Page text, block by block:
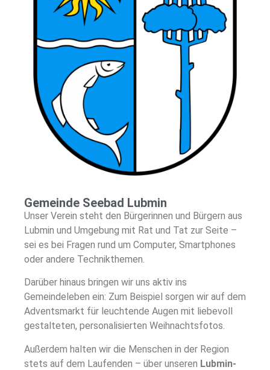
Gemeinde Seebad Lubmin
Unser Verein steht den Bürgerinnen und Bürgern aus
Lubmin und Umgebung mit Rat und Tat zur Seite –
sei es bei Fragen rund um Computer, Smartphones
oder andere Technikthemen.
Darüber hinaus bringen wir uns aktiv ins
Gemeindeleben ein: Zum Beispiel sorgen wir auf dem
Adventsmarkt für leuchtende Augen mit liebevoll
gestalteten, personalisierten Weihnachtsfotos.
Außerdem halten wir die Menschen in der Region
stets auf dem Laufenden – über unseren Lubmin-